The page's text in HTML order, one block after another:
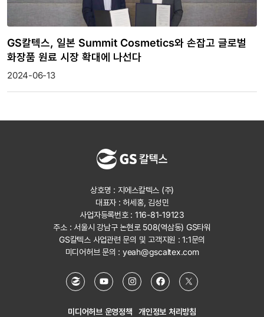
GS칼텍스, 일본 Summit Cosmetics와 손잡고 글로벌
화장품 원료 시장 확대에 나선다
2024-06-13
상호명 : 지에스칼텍스 (주)
대표자 : 허세홍, 김성민
사업자등록번호 : 116-81-19123
주소 : 서울시 강남구 논현로 508(역삼동) GS타워
GS칼텍스 사업관련 문의 및 고객지원 :1:1문의
미디어허브 문의 : yeah@gscaltex.com
미디어허브 운영정책 개인정보 처리방침